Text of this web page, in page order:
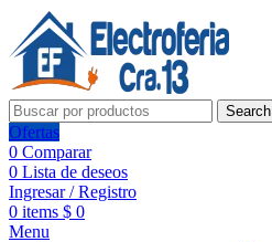
Search
Ofertas
0 Comparar
0 Lista de deseos
Ingresar / Registro
0 items $ 0
Menu